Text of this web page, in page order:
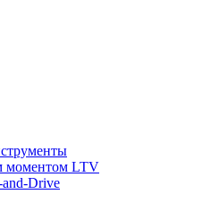
моментом LTV
Drive